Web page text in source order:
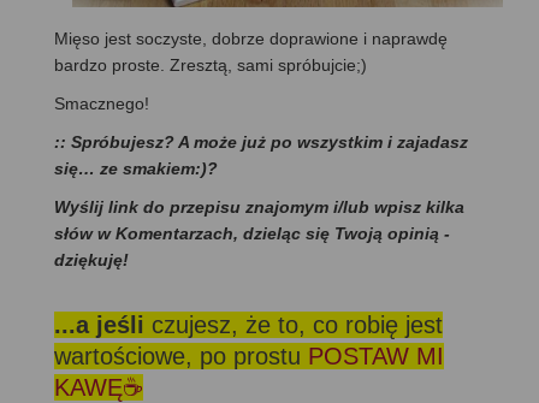
Mięso jest soczyste, dobrze doprawione i naprawdę
bardzo proste. Zresztą, sami spróbujcie;)
Smacznego!
:: Spróbujesz? A może już po wszystkim i zajadasz
się… ze smakiem:)?
Wyślij link do przepisu znajomym i/lub wpisz kilka
słów w Komentarzach, dzieląc się Twoją opinią -
dziękuję!
...a jeśli czujesz, że to, co robię jest
wartościowe, po prostu POSTAW MI
KAWĘ☕